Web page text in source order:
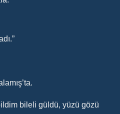
bileli güldü, yüzü gözü